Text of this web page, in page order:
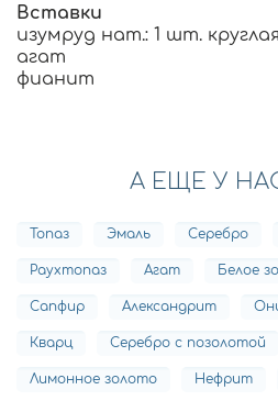
Вставки
изумруд нат.: 1 шт.
агат
фианит
А ЕЩЕ У
Топаз Эмаль Серебро
Раухтопаз Агат Белое
Сапфир Александрит
Кварц Серебро с позолотой
Лимонное золото Нефрит